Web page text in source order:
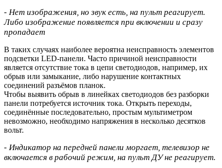
- Нет изображения, но звук есть, на пульт реагирует.
Либо изображение появляется при включении и сразу
пропадает
В таких случаях наиболее вероятна неисправность элементов
подсветки LED-панели. Часто причиной неисправности
является отсутствие тока в цепи светодиодов, например, их
обрыв или замыкание, либо нарушение контактных
соединений разъёмов планок.
Чтобы выявить обрыв в линейках светодиодов без разборки
панели потребуется источник тока. Открыть переходы,
соединённые последовательно, простым мультиметром
невозможно, необходимо напряжения в несколько десятков
вольт.
- Индикатор на передней панели моргает, телевизор не
включается в рабочий режим, на пульт ДУ не реагирует.